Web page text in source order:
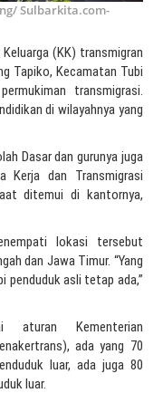
Sulbarkita.com-
(KK) transmigran
Tapiko, Kecamatan Tubi
transmigrasi.
di wilayahnya yang
Dasar dan gurunya juga
Kerja dan Transmigrasi
ditemui di kantornya,
lokasi tersebut
dan Jawa Timur. “Yang
penduduk asli tetap ada,”
aturan Kementerian
ada yang 70
luar, ada juga 80
luar.